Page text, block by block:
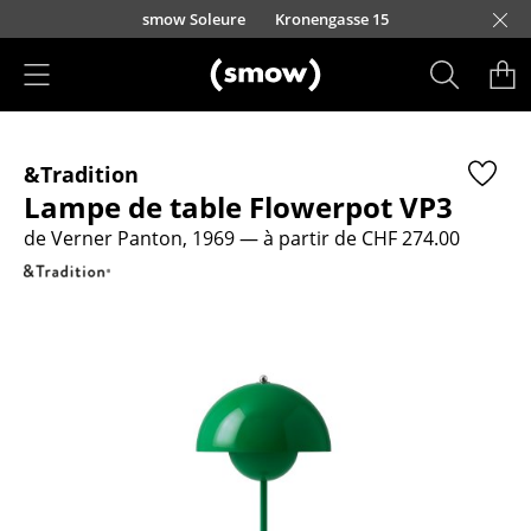
Accéder directement au contenu
smow Soleure Kronengasse 15
Sièges
Chaises de cuisine & salle à manger
Canapés
&Tradition
Lampe de table Flowerpot VP3
de Verner Panton, 1969— à partir de CHF 274.00